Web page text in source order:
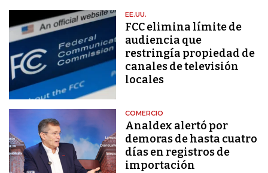
EE.UU.
FCC elimina límite de
audiencia que
restringía propiedad de
canales de televisión
locales
COMERCIO
Analdex alertó por
demoras de hasta cuatro
días en registros de
importación